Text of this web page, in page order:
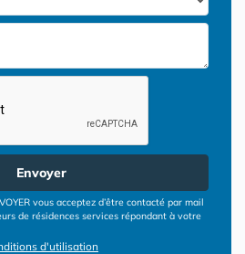
Envoyer
vous acceptez d’être contacté par mail
de résidences services répondant à votre
d'utilisation